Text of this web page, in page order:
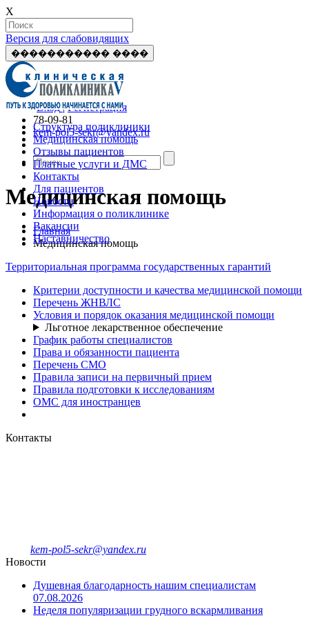
X
Версия для слабовидящих
����������� ����
Структура поликлиники
Медицинская помощь
Отзывы пациентов
Платные услуги и ДМС
Контакты
Для пациентов
Новости
Информация о поликлинике
Вакансии
Наставничество
Вход |Регистрация
78-09-81
kem-pol5-sekr@yandex.ru
Медицинская помощь
Главная
Медицинская помощь
Территориальная программа государственных гарантий
Критерии доступности и качества медицинской помощи
Перечень ЖНВЛС
Условия и порядок оказания медицинской помощи
Льготное лекарственное обеспечение
График работы специалистов
Права и обязанности пациента
Перечень СМО
Правила записи на первичный прием
Правила подготовки к исследованиям
ОМС для иностранцев
Контакты
kem-pol5-sekr@yandex.ru
Новости
Душевная благодарность нашим специалистам
07.08.2026
Неделя популяризации грудного вскармливания